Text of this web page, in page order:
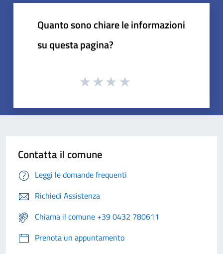
Quanto sono chiare le informazioni
su questa pagina?
Contatta il comune
Leggi le domande frequenti
Richiedi Assistenza
Chiama il comune +39 0432 780611
Prenota un appuntamento